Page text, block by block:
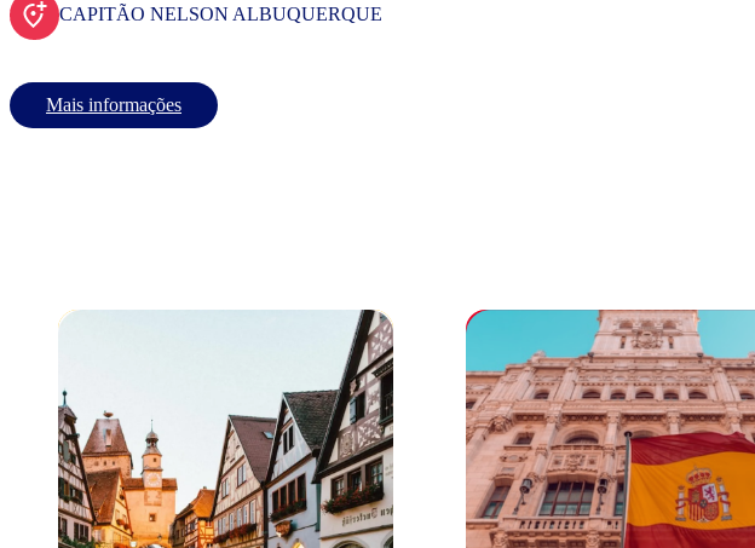
CAPITÃO NELSON ALBUQUERQUE
Mais informações